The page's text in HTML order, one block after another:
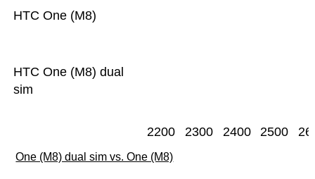
HTC One (M8) dual
sim
HTC One (M8)
2200 2300 2400 2500
One (M8) dual sim vs. One (M8)